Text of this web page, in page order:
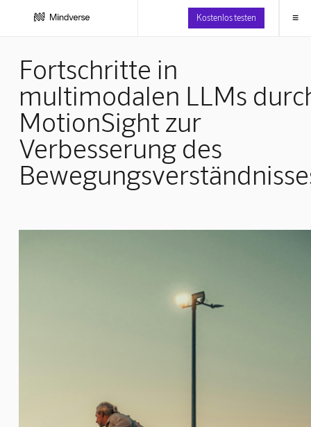
Kostenlos testen ≡
Fortschritte in
multimodalen LLMs
MotionSight zur
Verbesserung des